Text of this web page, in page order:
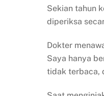
Sekian tahun
diperiksa
Dokter
Saya hanya
tidak terbaca,